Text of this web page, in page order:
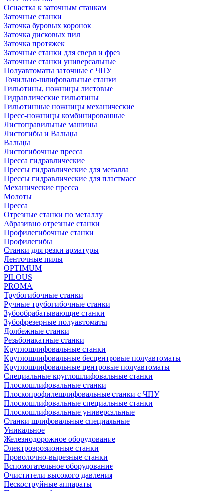
Оснастка к заточным станкам
Заточные станки
Заточка буровых коронок
Заточка дисковых пил
Заточка протяжек
Заточные станки для сверл и фрез
Заточные станки универсальные
Полуавтоматы заточные с ЧПУ
Точильно-шлифовальные станки
Гильотины, ножницы листовые
Гидравлические гильотины
Гильотинные ножницы механические
Пресс-ножницы комбинированные
Листоправильные машины
Листогибы и Вальцы
Вальцы
Листогибочные пресса
Пресса гидравлические
Прессы гидравлические для металла
Прессы гидравлические для пластмасс
Механические пресса
Молоты
Пресса
Отрезные станки по металлу
Абразивно отрезные станки
Профилегибочные станки
Профилегибы
Станки для резки арматуры
Ленточные пилы
OPTIMUM
PILOUS
PROMA
Трубогибочные станки
Ручные трубогибочные станки
Зубообрабатывающие станки
Зубофрезерные полуавтоматы
Долбежные станки
Резьбонакатные станки
Круглошлифовальные станки
Круглошлифовальные бесцентровые полуавтоматы
Круглошлифовальные центровые полуавтоматы
Специальные круглошлифовальные станки
Плоскошлифовальные станки
Плоскопрофилешлифовальные станки с ЧПУ
Плоскошлифовальные специальные станки
Плоскошлифовальные универсальные
Станки шлифовальные специальные
Уникальное
Железнодорожное оборудование
Электроэрозионные станки
Проволочно-вырезные станки
Вспомогательное оборудование
Очистители высокого давления
Пескоструйные аппараты